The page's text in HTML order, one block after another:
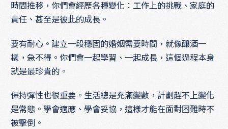
時間推移，你們會經歷各種變化：工作上的挑戰、家庭的
責任、甚至是彼此的成長。
要有耐心。建立一段穩固的婚姻需要時間，就像釀酒一
樣，急不得。你們會一起學習、一起成長，這個過程本身
就是最珍貴的。
保持彈性也很重要。生活總是充滿變數，計劃趕不上變化
是常態。學會適應、學會妥協，這樣才能在面對困難時不
被擊倒。